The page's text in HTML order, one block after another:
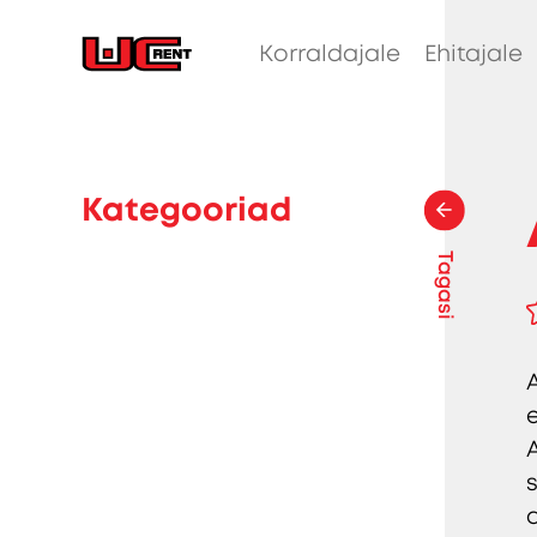
Korraldajale Ehitajale
Tagasi
Kategooriad